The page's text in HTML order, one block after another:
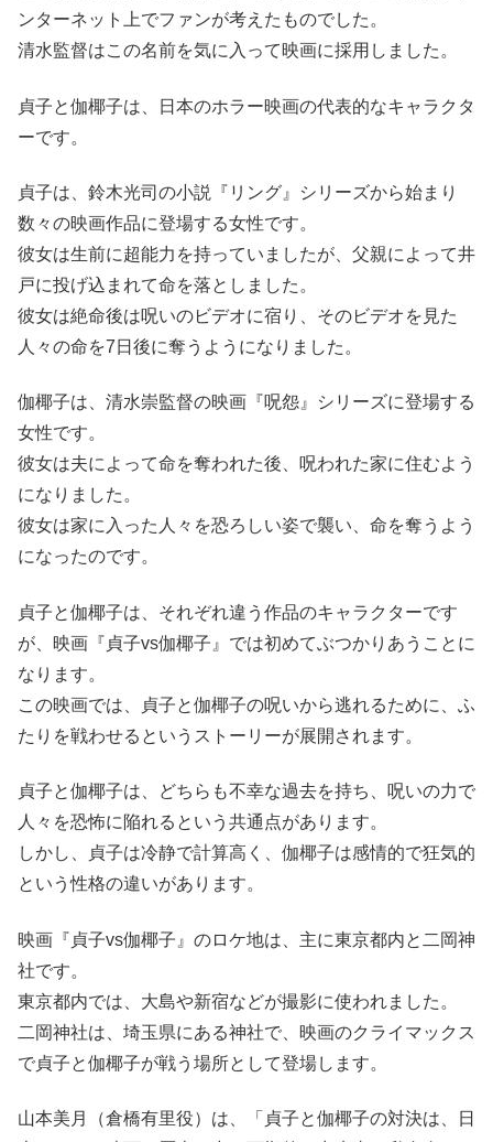
ンターネット上でファンが考えたものでした。
清水監督はこの名前を気に入って映画に採用しました。
貞子と伽椰子は、日本のホラー映画の代表的なキャラクタ
ーです。
貞子は、鈴木光司の小説『リング』シリーズから始まり
数々の映画作品に登場する女性です。
彼女は生前に超能力を持っていましたが、父親によって井
戸に投げ込まれて命を落としました。
彼女は絶命後は呪いのビデオに宿り、そのビデオを見た
人々の命を7日後に奪うようになりました。
伽椰子は、清水崇監督の映画『呪怨』シリーズに登場する
女性です。
彼女は夫によって命を奪われた後、呪われた家に住むよう
になりました。
彼女は家に入った人々を恐ろしい姿で襲い、命を奪うよう
になったのです。
貞子と伽椰子は、それぞれ違う作品のキャラクターです
が、映画『貞子vs伽椰子』では初めてぶつかりあうことに
なります。
この映画では、貞子と伽椰子の呪いから逃れるために、ふ
たりを戦わせるというストーリーが展開されます。
貞子と伽椰子は、どちらも不幸な過去を持ち、呪いの力で
人々を恐怖に陥れるという共通点があります。
しかし、貞子は冷静で計算高く、伽椰子は感情的で狂気的
という性格の違いがあります。
映画『貞子vs伽椰子』のロケ地は、主に東京都内と二岡神
社です。
東京都内では、大島や新宿などが撮影に使われました。
二岡神社は、埼玉県にある神社で、映画のクライマックス
で貞子と伽椰子が戦う場所として登場します。
山本美月（倉橋有里役）は、「貞子と伽椰子の対決は、日